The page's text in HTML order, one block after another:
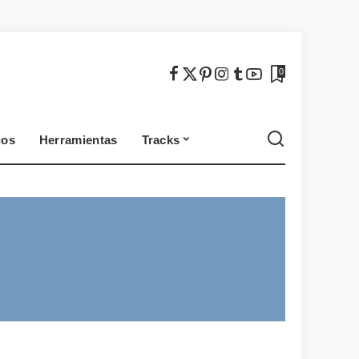
0
Herramientas Tracks
México Chile